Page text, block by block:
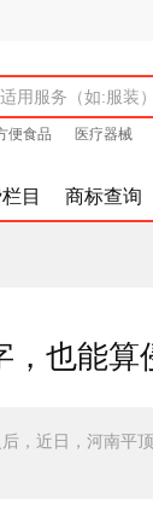
便食品 医疗器械
目 商标查询
，也能算
，近日，河南平